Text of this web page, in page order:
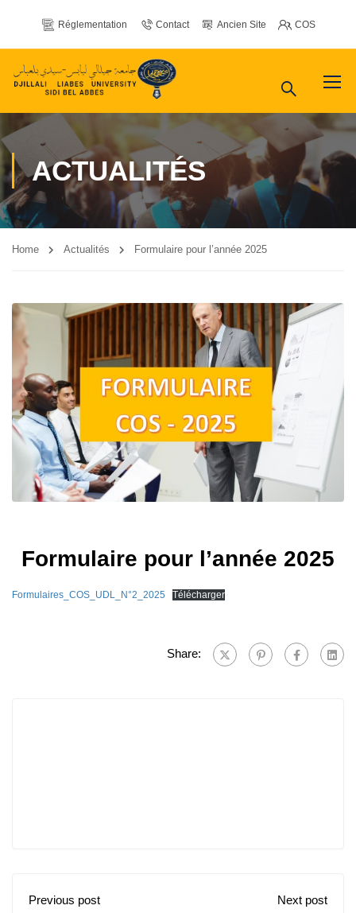
Réglementation Contact Ancien Site COS
ACTUALITÉS
Home Actualités Formulaire pour l’année 2025
Formulaire pour l’année 2025
Formulaires_COS_UDL_N°2_2025 Télécharger
Share:
Previous post
Next post